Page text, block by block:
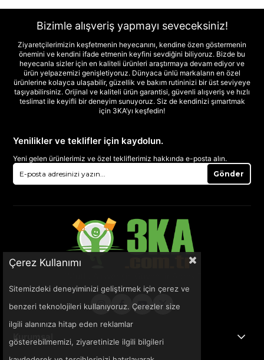
Bizimle alışveriş yapmayı seveceksiniz!
Ziyaretçilerimizin keşfetmenin heyecanını, kendine özen göstermenin
önemini ve kendini ifade etmenin keyfini sevdiğini biliyoruz. Bizde bu
heyecanla sizler için en kaliteli ürünleri araştırmaya devam ediyor ve
ürün yelpazemizi genişletiyoruz. Dünyaca ünlü markaların en özel
ürünlerine kolayca ulaşabilir, güzellik ve bakım rutininizi bir üst seviyeye
taşıyabilirsiniz. Orijinal ve kaliteli ürün garantisi, güvenli alışveriş ve hızlı
teslimat ile keyifli bir deneyim sunuyoruz. Siz de kendinizi şımartmak
için 3KA’yı keşfedin!
Yenilikler ve teklifler için kaydolun.
Yeni gelen ürünlerimiz ve özel tekliflerimiz hakkında e-posta alın.
Gönder
Kurumsal
Çerez Kullanımı
Sitemizdeki deneyiminizi geliştirmek için çerez ve
benzeri teknolojileri kullanıyoruz. Çerezler size
ilgili alanınıza hitap eden reklamlar
gösterebilmemizi, ziyaretinizle ilgili bilgileri